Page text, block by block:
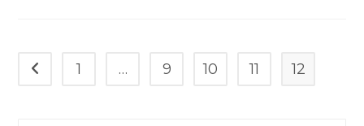
–
Go to the previous page
1 … 9 10 11 12